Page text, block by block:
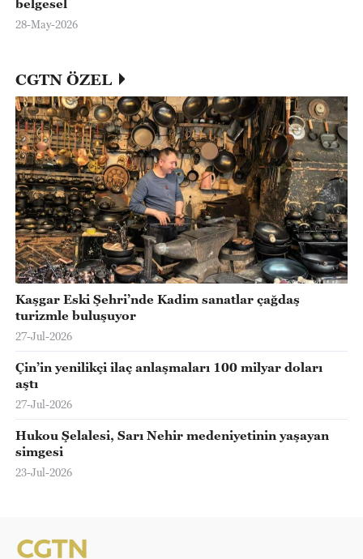
belgesel
28-May-2026
CGTN ÖZEL
Kaşgar Eski Şehri’nde Kadim sanatlar çağdaş
turizmle buluşuyor
27-Jul-2026
Çin’in yenilikçi ilaç anlaşmaları 100 milyar doları
aştı
27-Jul-2026
Hukou Şelalesi, Sarı Nehir medeniyetinin yaşayan
simgesi
23-Jul-2026